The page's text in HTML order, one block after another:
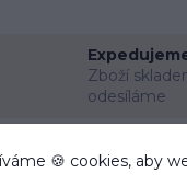
Zboží
odesíláme
🍪 cookies, aby